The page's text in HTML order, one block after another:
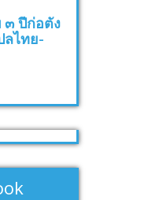
๓ ปีก่อตั้ง
ไทย-